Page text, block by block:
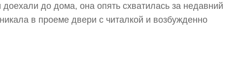
до дома, она опять схватилась за недавний
в проеме двери с читалкой и возбужденно